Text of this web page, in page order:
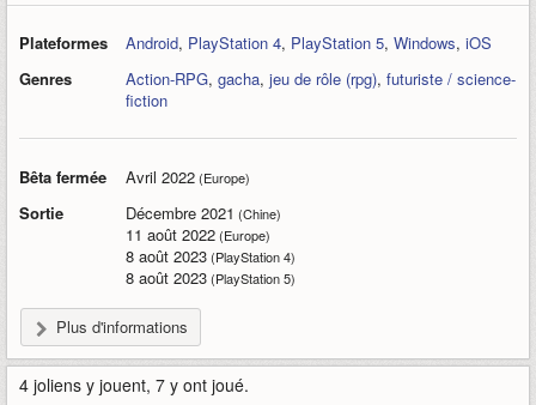
Plateformes Android, PlayStation 4, PlayStation 5, Windows, iOS
Genres
Action-RPG, gacha, jeu de rôle (rpg), futuriste / science-
fiction
Bêta fermée Avril 2022(Europe)
Sortie Décembre 2021 (Chine)
11 août 2022(Europe)
8 août 2023(PlayStation 4)
8 août 2023(PlayStation 5)
Plus d'informations
4 joliens y jouent, 7 y ont joué.